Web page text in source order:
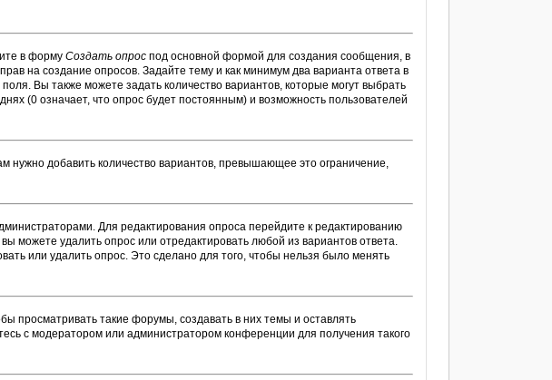
в формуСоздать опрос под основной формой для создания сообщения, в
на создание опросов. Задайте тему и как минимум два варианта ответа в
Вы также можете задать количество вариантов, которые могут выбрать
(0 означает, что опрос будет постоянным) и возможность пользователей
нужно добавить количество вариантов, превышающее это ограничение,
Для редактирования опроса перейдите к редактированию
можете удалить опрос или отредактировать любой из вариантов ответа.
или удалить опрос. Это сделано для того, чтобы нельзя было менять
просматривать такие форумы, создавать в них темы и оставлять
с модератором или администратором конференции для получения такого